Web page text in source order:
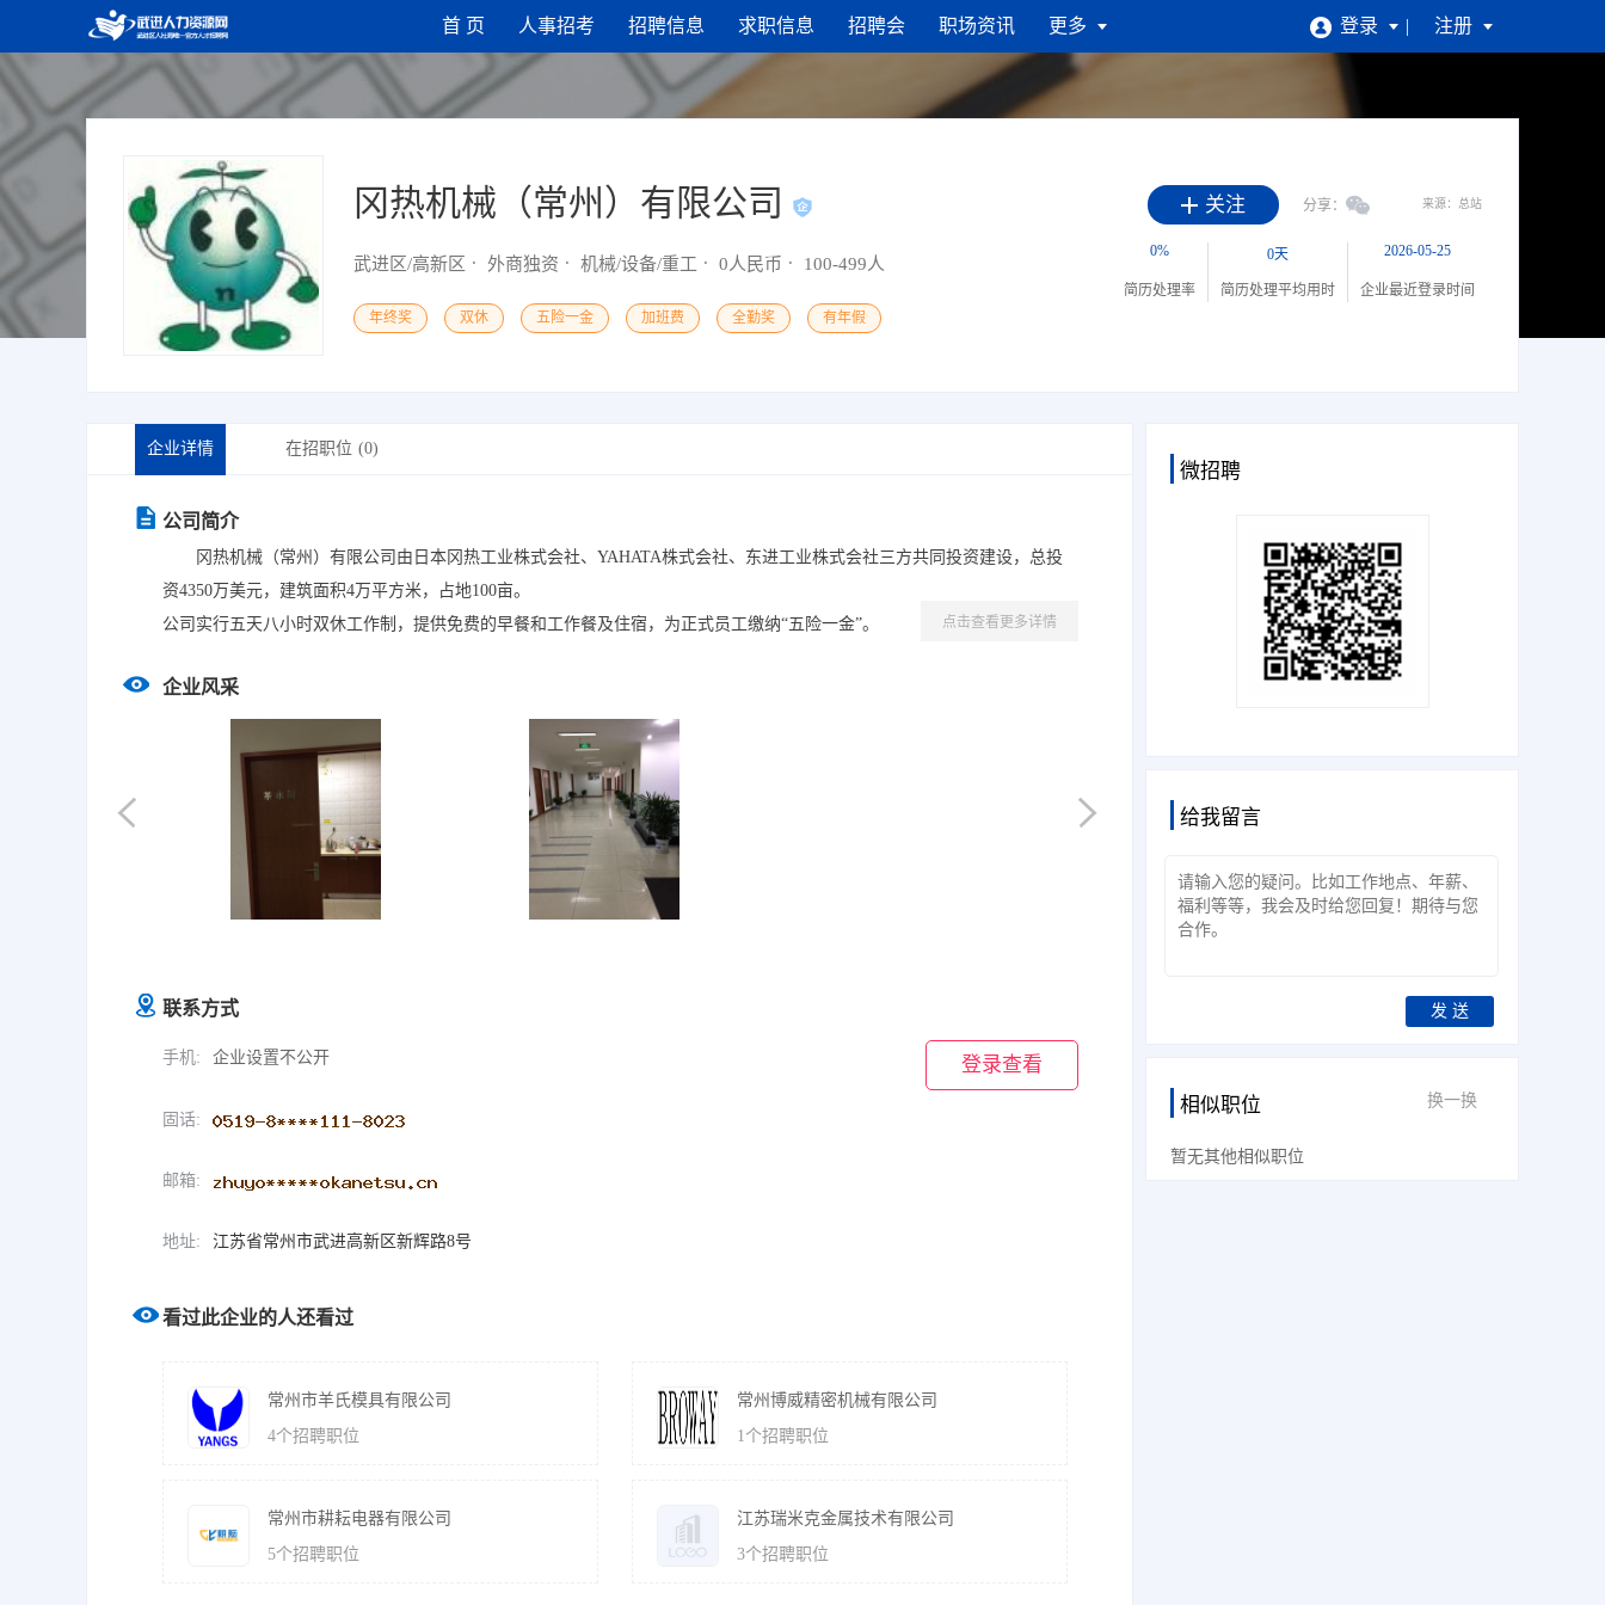
首 页 人事招考 招聘信息 求职信息 招聘会 职场资讯 更多 登录 注册
冈热机械（常州）有限公司
武进区/高新区 外商独资 机械/设备/重工 0人民币 100-499人
年终奖 双休 五险一金 加班费 全勤奖 有年假
关注 分享： 来源：总站
0%
简历处理率
0天
简历处理平均用时
2026-05-25
企业最近登录时间
企业详情 在招职位 (0)
公司简介
冈热机械（常州）有限公司由日本冈热工业株式会社、YAHATA株式会社、东进工业株式会社三方共同投资建设，总投
资4350万美元，建筑面积4万平方米，占地100亩。
公司实行五天八小时双休工作制，提供免费的早餐和工作餐及住宿，为正式员工缴纳“五险一金”。
点击查看更多详情
企业风采
联系方式
登录查看
手机: 企业设置不公开
固话:
邮箱:
地址: 江苏省常州市武进高新区新辉路8号
看过此企业的人还看过
常州市羊氏模具有限公司
4个招聘职位
常州博威精密机械有限公司
1个招聘职位
常州市耕耘电器有限公司
5个招聘职位
江苏瑞米克金属技术有限公司
3个招聘职位
微招聘
给我留言
发 送
相似职位 换一换
暂无其他相似职位